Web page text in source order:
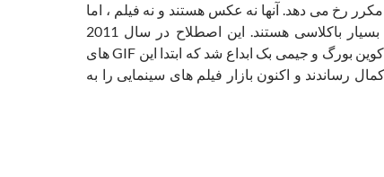
رخ می دهد. آنها نه عکس هستند و نه فیلم ، اما
از نظر فنی GIF های بسیار باکلاسی هستند. این اصطلاح در سال 2011
توسط دو نفره عکاس کوین بورگ و جیمی بک ابداع شد که ابتدا این GIF های
رساندند و اکنون بازار فیلم های سینمایی را به